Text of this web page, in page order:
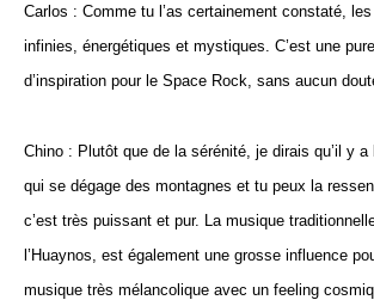
Carlos : Comme tu l’as certainement constaté,
infinies, énergétiques et mystiques. C’est une
d’inspiration pour le Space Rock, sans aucun
Chino : Plutôt que de la sérénité, je dirais qu’il y a
qui se dégage des montagnes et tu peux la
c’est très puissant et pur. La musique
l’Huaynos, est également une grosse influence
musique très mélancolique avec un feeling